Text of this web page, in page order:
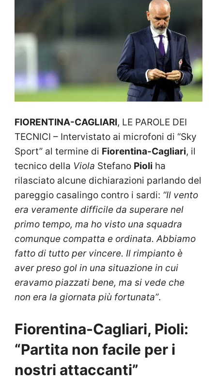
FIORENTINA-CAGLIARI, LE PAROLE DEI
TECNICI – Intervistato ai microfoni di “Sky
Sport” al termine di Fiorentina-Cagliari, il
tecnico della Viola Stefano Pioli ha
rilasciato alcune dichiarazioni parlando del
pareggio casalingo contro i sardi: “Il vento
era veramente difficile da superare nel
primo tempo, ma ho visto una squadra
comunque compatta e ordinata. Abbiamo
fatto di tutto per vincere. Il rimpianto è
aver preso gol in una situazione in cui
eravamo piazzati bene, ma si vede che
non era la giornata più fortunata”.
Fiorentina-Cagliari, Pioli:
“Partita non facile per i
nostri attaccanti”